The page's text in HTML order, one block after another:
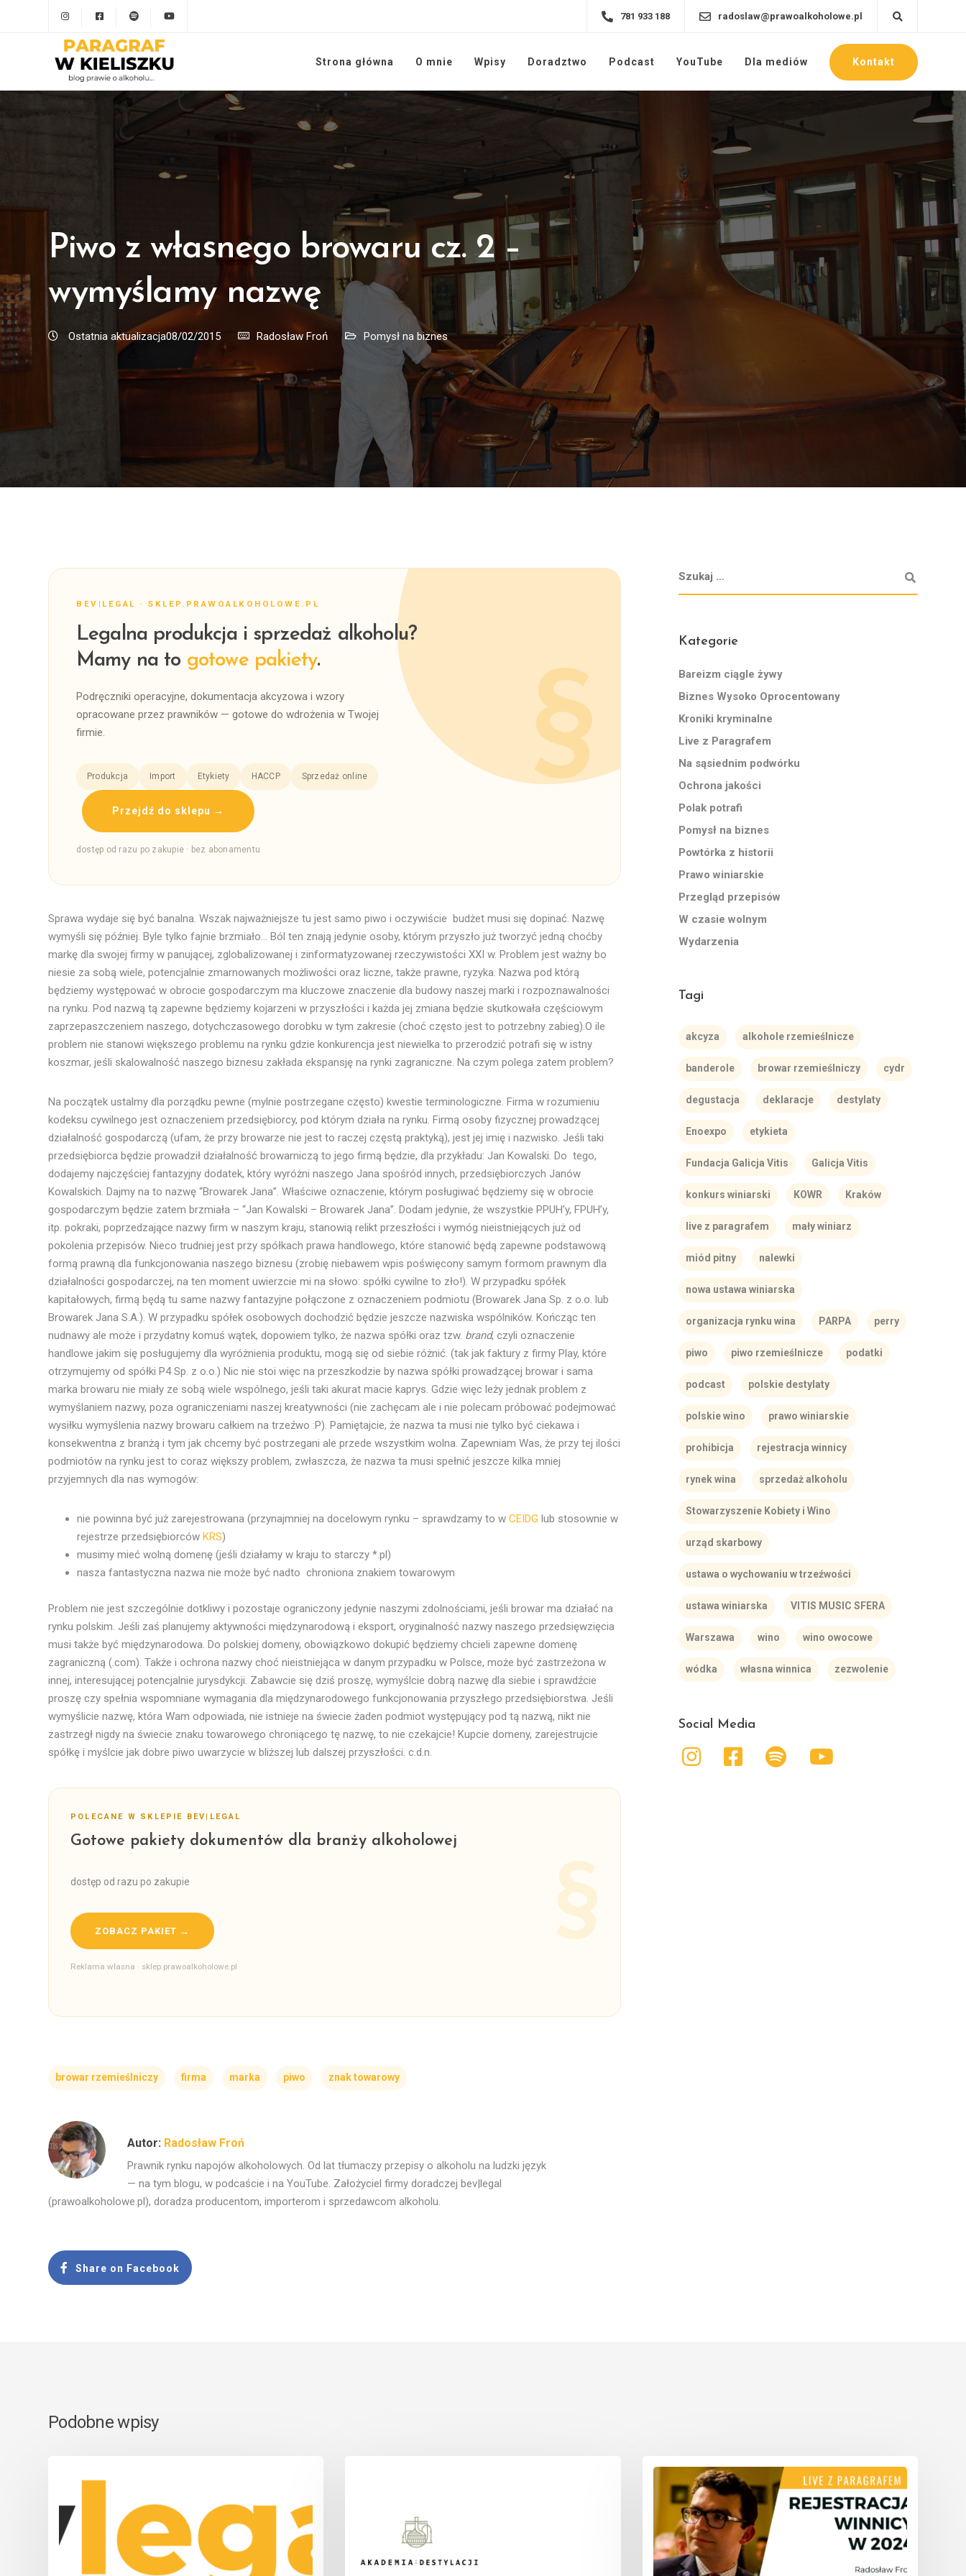
781 933 188 radoslaw@prawoalkoholowe.pl
Strona główna O mnie Wpisy Doradztwo Podcast YouTube Dla mediów Kontakt
Piwo z własnego browaru cz. 2 –
wymyślamy nazwę
Ostatnia aktualizacja08/02/2015 Radosław Froń Pomysł na biznes
BEV|LEGAL · SKLEP.PRAWOALKOHOLOWE.PL
Legalna produkcja i sprzedaż alkoholu?
Mamy na to gotowe pakiety.
Podręczniki operacyjne, dokumentacja akcyzowa i wzory
opracowane przez prawników — gotowe do wdrożenia w Twojej
firmie.
Produkcja Import Etykiety HACCP Sprzedaż online
Przejdź do sklepu →
dostęp od razu po zakupie · bez abonamentu
Sprawa wydaje się być banalna. Wszak najważniejsze tu jest samo piwo i oczywiście budżet musi się dopinać. Nazwę
wymyśli się później. Byle tylko fajnie brzmiało… Ból ten znają jedynie osoby, którym przyszło już tworzyć jedną choćby
markę dla swojej firmy w panującej, zglobalizowanej i zinformatyzowanej rzeczywistości XXI w. Problem jest ważny bo
niesie za sobą wiele, potencjalnie zmarnowanych możliwości oraz liczne, także prawne, ryzyka. Nazwa pod którą
będziemy występować w obrocie gospodarczym ma kluczowe znaczenie dla budowy naszej marki i rozpoznawalności
na rynku. Pod nazwą tą zapewne będziemy kojarzeni w przyszłości i każda jej zmiana będzie skutkowała częściowym
zaprzepaszczeniem naszego, dotychczasowego dorobku w tym zakresie (choć często jest to potrzebny zabieg).O ile
problem nie stanowi większego problemu na rynku gdzie konkurencja jest niewielka to przerodzić potrafi się w istny
koszmar, jeśli skalowalność naszego biznesu zakłada ekspansję na rynki zagraniczne. Na czym polega zatem problem?
Na początek ustalmy dla porządku pewne (mylnie postrzegane często) kwestie terminologiczne. Firma w rozumieniu
kodeksu cywilnego jest oznaczeniem przedsiębiorcy, pod którym działa na rynku. Firmą osoby fizycznej prowadzącej
działalność gospodarczą (ufam, że przy browarze nie jest to raczej częstą praktyką), jest jej imię i nazwisko. Jeśli taki
przedsiębiorca będzie prowadził działalność browarniczą to jego firmą będzie, dla przykładu: Jan Kowalski. Do tego,
dodajemy najczęściej fantazyjny dodatek, który wyróżni naszego Jana spośród innych, przedsiębiorczych Janów
Kowalskich. Dajmy na to nazwę “Browarek Jana”. Właściwe oznaczenie, którym posługiwać będziemy się w obrocie
gospodarczym będzie zatem brzmiała – “Jan Kowalski – Browarek Jana”. Dodam jedynie, że wszystkie PPUH’y, FPUH’y,
itp. pokraki, poprzedzające nazwy firm w naszym kraju, stanowią relikt przeszłości i wymóg nieistniejących już od
pokolenia przepisów. Nieco trudniej jest przy spółkach prawa handlowego, które stanowić będą zapewne podstawową
formą prawną dla funkcjonowania naszego biznesu (zrobię niebawem wpis poświęcony samym formom prawnym dla
działalności gospodarczej, na ten moment uwierzcie mi na słowo: spółki cywilne to zło!). W przypadku spółek
kapitałowych, firmą będą tu same nazwy fantazyjne połączone z oznaczeniem podmiotu (Browarek Jana Sp. z o.o. lub
Browarek Jana S.A.). W przypadku spółek osobowych dochodzić będzie jeszcze nazwiska wspólników. Kończąc ten
nudnawy ale może i przydatny komuś wątek, dopowiem tylko, że nazwa spółki oraz tzw. brand, czyli oznaczenie
handlowe jakim się posługujemy dla wyróżnienia produktu, mogą się od siebie różnić. (tak jak faktury z firmy Play, które
otrzymujemy od spółki P4 Sp. z o.o.) Nic nie stoi więc na przeszkodzie by nazwa spółki prowadzącej browar i sama
marka browaru nie miały ze sobą wiele wspólnego, jeśli taki akurat macie kaprys. Gdzie więc leży jednak problem z
wymyślaniem nazwy, poza ograniczeniami naszej kreatywności (nie zachęcam ale i nie polecam próbować podejmować
wysiłku wymyślenia nazwy browaru całkiem na trzeźwo :P). Pamiętajcie, że nazwa ta musi nie tylko być ciekawa i
konsekwentna z branżą i tym jak chcemy być postrzegani ale przede wszystkim wolna. Zapewniam Was, że przy tej ilości
podmiotów na rynku jest to coraz większy problem, zwłaszcza, że nazwa ta musi spełnić jeszcze kilka mniej
przyjemnych dla nas wymogów:
nie powinna być już zarejestrowana (przynajmniej na docelowym rynku – sprawdzamy to w CEIDG lub stosownie w
rejestrze przedsiębiorców KRS)
musimy mieć wolną domenę (jeśli działamy w kraju to starczy *.pl)
nasza fantastyczna nazwa nie może być nadto chroniona znakiem towarowym
Problem nie jest szczególnie dotkliwy i pozostaje ograniczony jedynie naszymi zdolnościami, jeśli browar ma działać na
rynku polskim. Jeśli zaś planujemy aktywności międzynarodową i eksport, oryginalność nazwy naszego przedsięwzięcia
musi także być międzynarodowa. Do polskiej domeny, obowiązkowo dokupić będziemy chcieli zapewne domenę
zagraniczną (.com). Także i ochrona nazwy choć nieistniejąca w danym przypadku w Polsce, może być zastrzeżona w
innej, interesującej potencjalnie jurysdykcji. Zabawcie się dziś proszę, wymyślcie dobrą nazwę dla siebie i sprawdźcie
proszę czy spełnia wspomniane wymagania dla międzynarodowego funkcjonowania przyszłego przedsiębiorstwa. Jeśli
wymyślicie nazwę, która Wam odpowiada, nie istnieje na świecie żaden podmiot występujący pod tą nazwą, nikt nie
zastrzegł nigdy na świecie znaku towarowego chroniącego tę nazwę, to nie czekajcie! Kupcie domeny, zarejestrujcie
spółkę i myślcie jak dobre piwo uwarzycie w bliższej lub dalszej przyszłości. c.d.n.
POLECANE W SKLEPIE BEV|LEGAL
Gotowe pakiety dokumentów dla branży alkoholowej
dostęp od razu po zakupie
ZOBACZ PAKIET →
Reklama własna · sklep.prawoalkoholowe.pl
browar rzemieślniczy firma marka piwo znak towarowy
Radosław Froń
Prawnik rynku napojów alkoholowych. Od lat tłumaczy przepisy o alkoholu na ludzki język
— na tym blogu, w podcaście i na YouTube. Założyciel firmy doradczej bev|legal
(prawoalkoholowe.pl), doradza producentom, importerom i sprzedawcom alkoholu.
Share on Facebook
Kategorie
Bareizm ciągle żywy
Biznes Wysoko Oprocentowany
Kroniki kryminalne
Live z Paragrafem
Na sąsiednim podwórku
Ochrona jakości
Polak potrafi
Pomysł na biznes
Powtórka z historii
Prawo winiarskie
Przegląd przepisów
W czasie wolnym
Wydarzenia
Tagi
akcyza alkohole rzemieślnicze
banderole browar rzemieślniczy cydr
degustacja deklaracje destylaty
Enoexpo etykieta
Fundacja Galicja Vitis Galicja Vitis
konkurs winiarski KOWR Kraków
live z paragrafem mały winiarz
miód pitny nalewki
nowa ustawa winiarska
organizacja rynku wina PARPA perry
piwo piwo rzemieślnicze podatki
podcast polskie destylaty
polskie wino prawo winiarskie
prohibicja rejestracja winnicy
rynek wina sprzedaż alkoholu
Stowarzyszenie Kobiety i Wino
urząd skarbowy
ustawa o wychowaniu w trzeźwości
ustawa winiarska VITIS MUSIC SFERA
Warszawa wino wino owocowe
wódka własna winnica zezwolenie
Social Media
Podobne wpisy